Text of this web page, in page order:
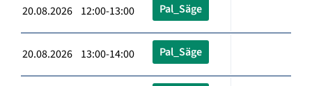
20.08.2026 12:00-13:00 Pal_Säge
20.08.2026 13:00-14:00 Pal_Säge